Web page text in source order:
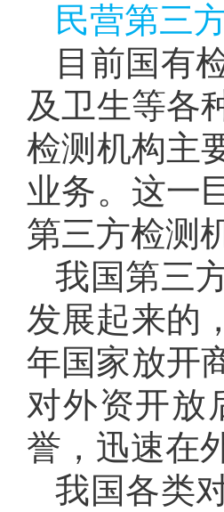
民营第三
目前国有
及卫生等各
检测机构主
业务。这一
第三方检测
我国第三
发展起来的
年国家放开
对外资开放
誉，迅速在
我国各类